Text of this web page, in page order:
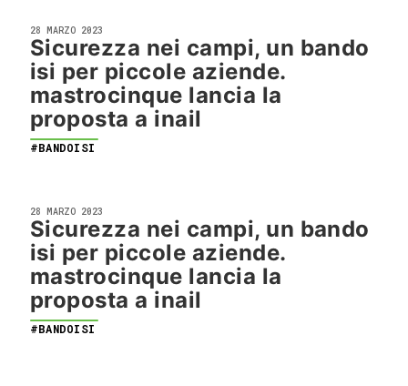
28 MARZO 2023
Sicurezza nei campi, un bando
isi per piccole aziende.
mastrocinque lancia la
proposta a inail
#BANDOISI
28 MARZO 2023
Sicurezza nei campi, un bando
isi per piccole aziende.
mastrocinque lancia la
proposta a inail
#BANDOISI